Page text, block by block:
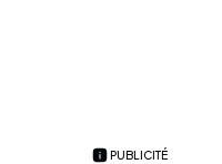
PUBLICITÉ